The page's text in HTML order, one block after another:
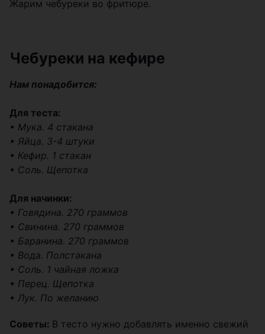
Жарим чебуреки во фритюре.
Чебуреки на кефире
Нам понадобится:
Для теста:
• Мука. 4 стакана
• Яйца. 3-4 штуки
• Кефир. 1 стакан
• Соль. Щепотка
Для начинки:
• Говядина. 270 граммов
• Свинина. 270 граммов
• Баранина. 270 граммов
• Вода. Полстакана
• Соль. 1 чайная ложка
• Перец. Щепотка
• Лук. По желанию
Советы: В тесто нужно добавлять именно свежий